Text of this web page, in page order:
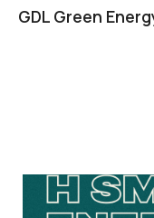
GDL Green